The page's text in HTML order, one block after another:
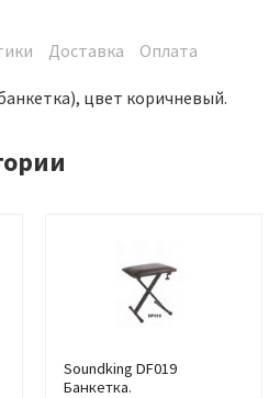
Доставка Оплата
цвет коричневый.
Soundking DF019
Банкетка.